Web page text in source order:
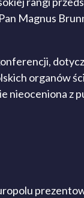
Magnus
organów
nieoceniona z